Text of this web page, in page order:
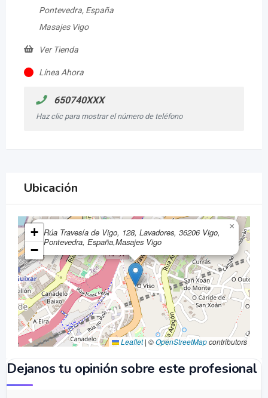
Pontevedra, España
Masajes Vigo
Ver Tienda
Línea Ahora
650740XXX
Haz clic para mostrar el número de teléfono
Ubicación
Rúa Travesía de Vigo, 128, Lavadores, 36206 Vigo,
Pontevedra, España,Masajes Vigo
×
+
−
Leaflet | ©OpenStreetMapcontributors
Dejanos tu opinión sobre este profesional